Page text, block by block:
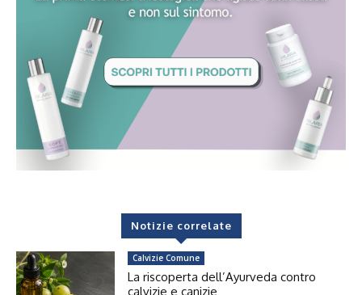
Notizie correlate
Calvizie Comune
La riscoperta dell’Ayurveda contro
calvizie e canizie